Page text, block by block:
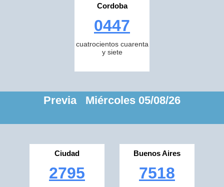
Cordoba
0447
cuatrocientos cuarenta
y siete
Previa Miércoles 05/08/26
Ciudad
2795
Buenos Aires
7518